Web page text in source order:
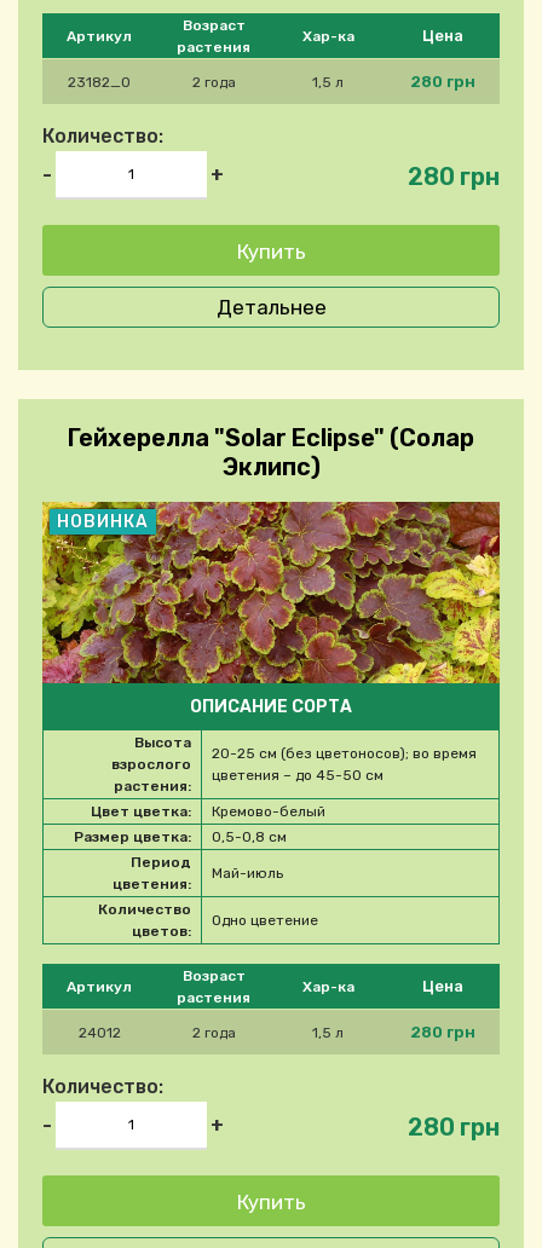
Please select product
Артикул
Возраст
растения
Хар-ка Цена
23182_0 2 года 1,5 л 280 грн
Количество:
-
+ 280 грн
Детальнее
Гейхерелла "Solar Eclipse" (Солар
Эклипс)
НОВИНКА
Please select product
Артикул
Возраст
растения
Хар-ка Цена
24012 2 года 1,5 л 280 грн
Количество:
-
+ 280 грн
ОПИСАНИЕ СОРТА
Высота
взрослого
растения:
20-25 см (без цветоносов); во время
цветения – до 45-50 см
Цвет цветка:
Кремово-белый
Размер цветка:
0,5-0,8 см
Период
цветения:
Май-июль
Количество
цветов:
Одно цветение